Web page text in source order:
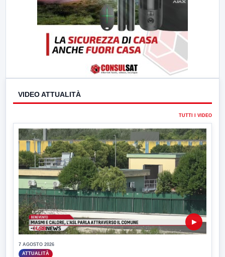
VIDEO ATTUALITÀ
TUTTI I VIDEO
▶
7 AGOSTO 2026
ATTUALITÀ